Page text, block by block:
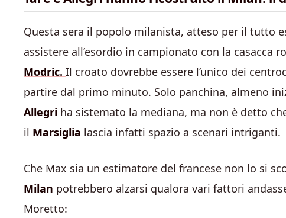
Questa sera il popolo milanista, atteso per il tutto
assistere all’esordio in campionato con la casacca
Modric. Il croato dovrebbe essere l’unico dei
partire dal primo minuto. Solo panchina, almeno
Allegri ha sistemato la mediana, ma non è detto
il Marsiglia lascia infatti spazio a scenari intriganti.
Che Max sia un estimatore del francese non lo si
Milan potrebbero alzarsi qualora vari fattori
Moretto: